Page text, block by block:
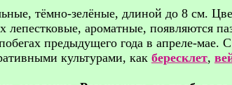
тёмно-зелёные, длиной до 8 см.
ароматные, появляются
предыдущего года в апреле-мае.
культурами, как бересклет,